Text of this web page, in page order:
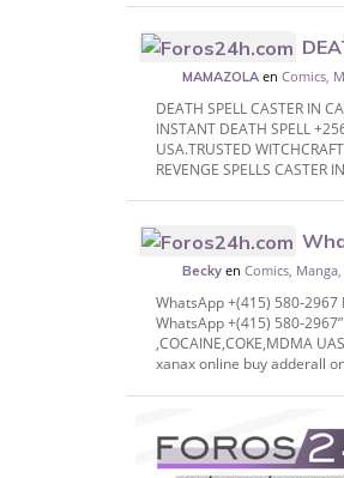
TORONTO, Europe
MAMAZOLA enComics,
DEATH SPELL CASTER IN
INSTANT DEATH SPELL
USA.TRUSTED
REVENGE SPELLS CASTER
DUBAI% #Sharjah,
Becky enComics,
WhatsApp +(415) 580-2967
WhatsApp +(415) 580-
,COCAINE,COKE,MDMA
xanax online buy adderall